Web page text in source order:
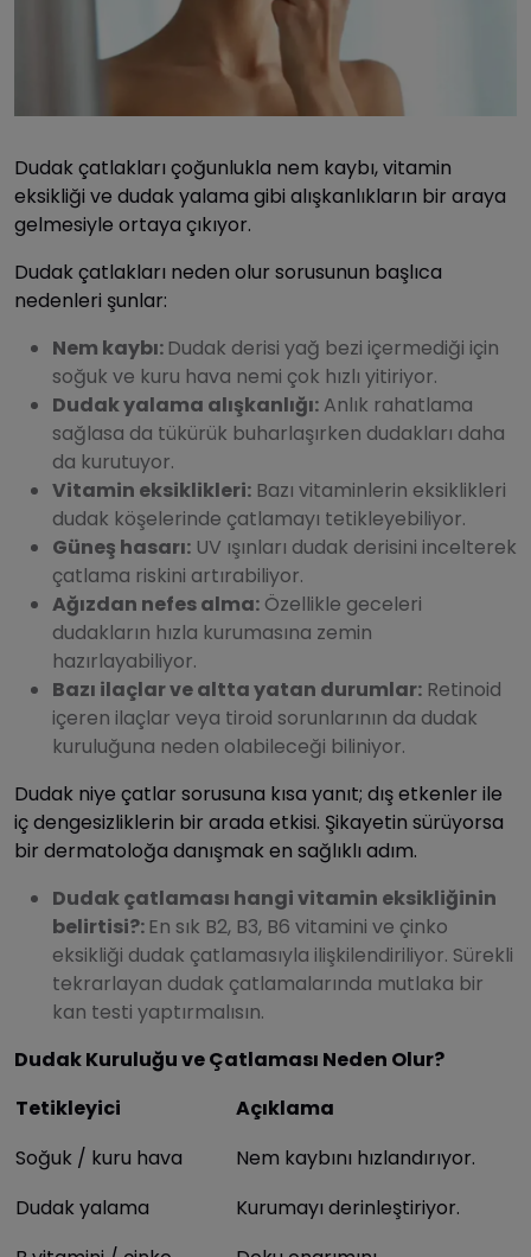
Dudak çatlakları çoğunlukla nem kaybı, vitamin
eksikliği ve dudak yalama gibi alışkanlıkların bir araya
gelmesiyle ortaya çıkıyor.
Dudak çatlakları neden olur sorusunun başlıca
nedenleri şunlar:
Nem kaybı: Dudak derisi yağ bezi içermediği için
soğuk ve kuru hava nemi çok hızlı yitiriyor.
Dudak yalama alışkanlığı: Anlık rahatlama
sağlasa da tükürük buharlaşırken dudakları daha
da kurutuyor.
Vitamin eksiklikleri: Bazı vitaminlerin eksiklikleri
dudak köşelerinde çatlamayı tetikleyebiliyor.
Güneş hasarı: UV ışınları dudak derisini incelterek
çatlama riskini artırabiliyor.
Ağızdan nefes alma: Özellikle geceleri
dudakların hızla kurumasına zemin
hazırlayabiliyor.
Bazı ilaçlar ve altta yatan durumlar: Retinoid
içeren ilaçlar veya tiroid sorunlarının da dudak
kuruluğuna neden olabileceği biliniyor.
Dudak niye çatlar sorusuna kısa yanıt; dış etkenler ile
iç dengesizliklerin bir arada etkisi. Şikayetin sürüyorsa
bir dermatoloğa danışmak en sağlıklı adım.
Dudak çatlaması hangi vitamin eksikliğinin
belirtisi?: En sık B2, B3, B6 vitamini ve çinko
eksikliği dudak çatlamasıyla ilişkilendiriliyor. Sürekli
tekrarlayan dudak çatlamalarında mutlaka bir
kan testi yaptırmalısın.
Dudak Kuruluğu ve Çatlaması Neden Olur?
Tetikleyici
Açıklama
Soğuk / kuru hava
Nem kaybını hızlandırıyor.
Dudak yalama
Kurumayı derinleştiriyor.